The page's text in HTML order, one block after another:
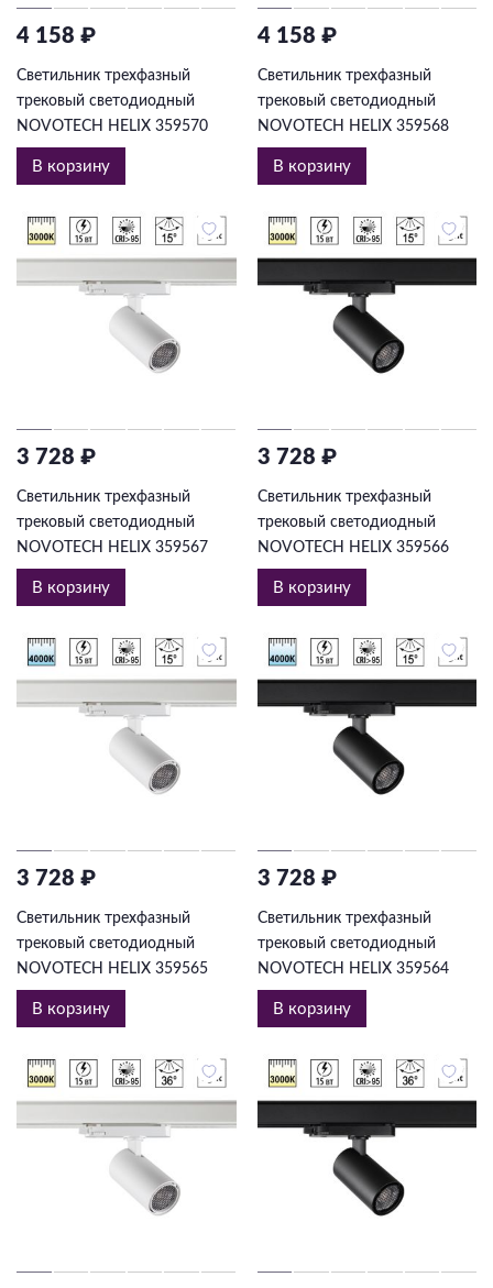
4 158 ₽
Светильник трехфазный
трековый светодиодный
NOVOTECH HELIX 359570
В корзину
4 158 ₽
Светильник трехфазный
трековый светодиодный
NOVOTECH HELIX 359568
В корзину
3 728 ₽
Светильник трехфазный
трековый светодиодный
NOVOTECH HELIX 359567
В корзину
3 728 ₽
Светильник трехфазный
трековый светодиодный
NOVOTECH HELIX 359566
В корзину
3 728 ₽
Светильник трехфазный
трековый светодиодный
NOVOTECH HELIX 359565
В корзину
3 728 ₽
Светильник трехфазный
трековый светодиодный
NOVOTECH HELIX 359564
В корзину